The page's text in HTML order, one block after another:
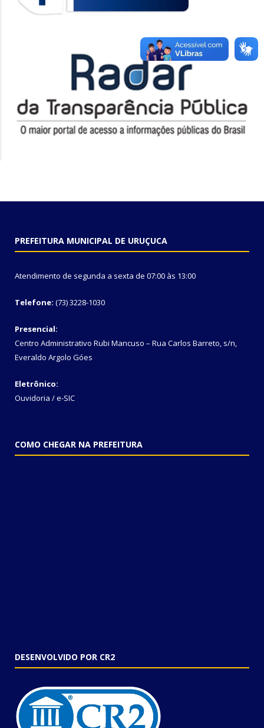
PREFEITURA MUNICIPAL DE URUÇUCA
Atendimento de segunda a sexta de 07:00 às 13:00
Telefone: (73) 3228-1030
Presencial:
Centro Administrativo Rubi Mancuso – Rua Carlos Barreto, s/n,
Everaldo Argolo Góes
Eletrônico:
Ouvidoria /e-SIC
COMO CHEGAR NA PREFEITURA
DESENVOLVIDO POR CR2